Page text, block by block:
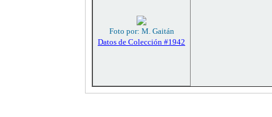
Foto por: M. Gaitán
Datos de Colección #1942